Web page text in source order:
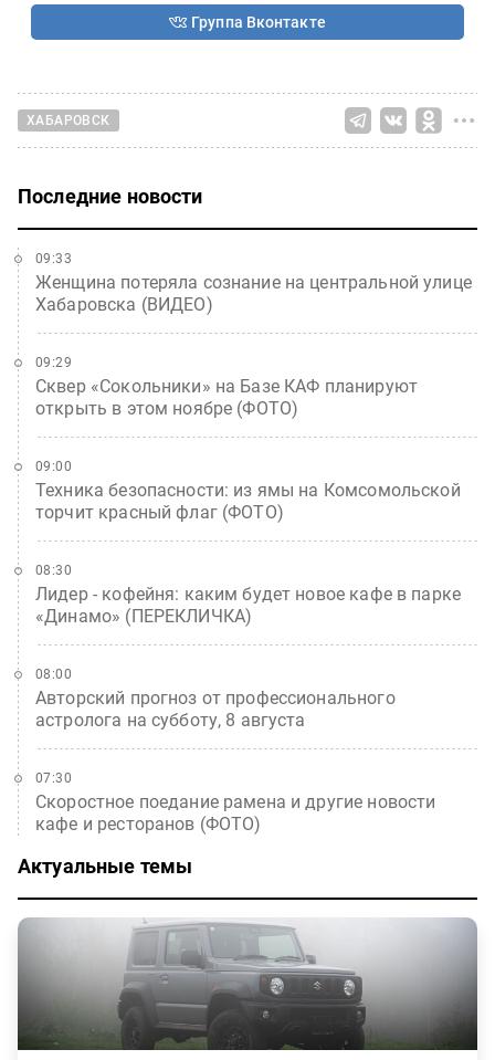
Группа Вконтакте
ХАБАРОВСК
Последние новости
Женщина потеряла сознание на центральной улице
Хабаровска (ВИДЕО)
09:33
Сквер «Сокольники» на Базе КАФ планируют
открыть в этом ноябре (ФОТО)
09:29
Техника безопасности: из ямы на Комсомольской
торчит красный флаг (ФОТО)
09:00
Лидер - кофейня: каким будет новое кафе в парке
«Динамо» (ПЕРЕКЛИЧКА)
08:30
Авторский прогноз от профессионального
астролога на субботу, 8 августа
08:00
Скоростное поедание рамена и другие новости
кафе и ресторанов (ФОТО)
07:30
Актуальные темы